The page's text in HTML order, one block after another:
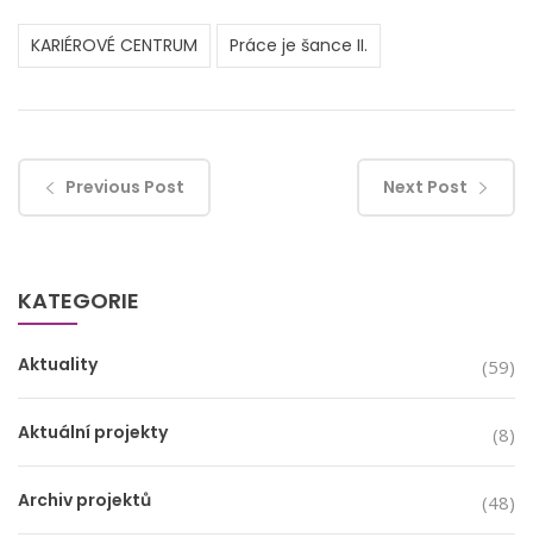
KARIÉROVÉ CENTRUM Práce je šance II.
Previous Post Next Post
KATEGORIE
Aktuality (59)
Aktuální projekty (8)
Archiv projektů (48)